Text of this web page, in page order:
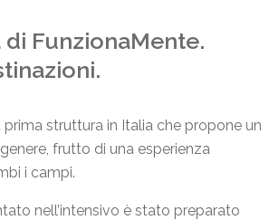
FunzionaMente.
prima struttura in Italia che propone un
frutto di una esperienza
i campi.
nell’intensivo è stato preparato